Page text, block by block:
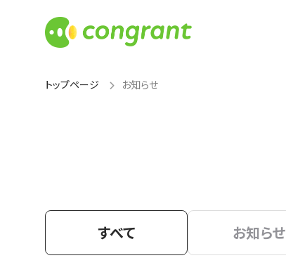
トップページ お知らせ
すべて お知らせ